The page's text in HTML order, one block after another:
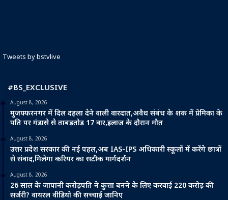
Tweets by bstvlive
#BS_EXCLUSIVE
August 8, 2026
मुजफ्फरनगर में दिल दहला देने वाली वारदात,अवैध संबंध के शक में प्रेमिका के
पति पर गंडासे से ताबड़तोड़ 17 वार,इलाज के दौरान मौत
August 8, 2026
उत्तर प्रदेश सरकार की नई पहल,अब IAS-IPS अधिकारी स्कूलों में करेंगे छात्रों
से संवाद,मिलेगा करियर का सटीक मार्गदर्शन
August 8, 2026
26 साल के जापानी करोड़पति ने कुत्ता बनने के लिए करवाई 220 करोड़ की
सर्जरी? वायरल वीडियो की सच्चाई जानिए